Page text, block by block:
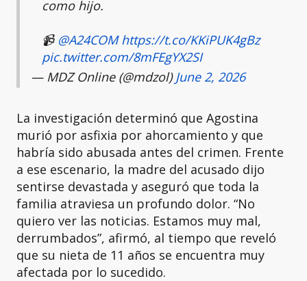
como hijo.
📹 @A24COM https://t.co/KKiPUK4gBz
pic.twitter.com/8mFEgYX2SI
— MDZ Online (@mdzol) June 2, 2026
La investigación determinó que Agostina
murió por asfixia por ahorcamiento y que
habría sido abusada antes del crimen. Frente
a ese escenario, la madre del acusado dijo
sentirse devastada y aseguró que toda la
familia atraviesa un profundo dolor. “No
quiero ver las noticias. Estamos muy mal,
derrumbados”, afirmó, al tiempo que reveló
que su nieta de 11 años se encuentra muy
afectada por lo sucedido.